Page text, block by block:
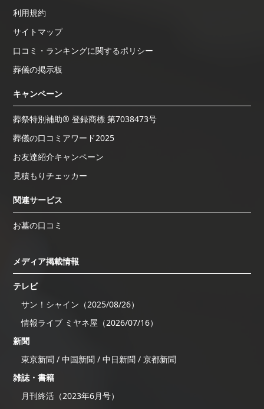
利用規約
サイトマップ
口コミ・ランキングに関するポリシー
葬儀の掲示板
キャンペーン
葬祭特別補助® 登録商標 第7038473号
葬儀の口コミアワード2025
お友達紹介キャンペーン
見積もりチェッカー
関連サービス
お墓の口コミ
メディア掲載情報
テレビ
サン！シャイン（2025/08/26）
情報ライブ ミヤネ屋（2026/07/16）
新聞
東京新聞 / 中国新聞 / 中日新聞 / 京都新聞
雑誌・書籍
月刊終活（2023年6月号）